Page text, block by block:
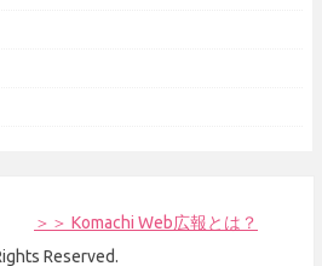
＞＞ Komachi Web広報とは？
Reserved.